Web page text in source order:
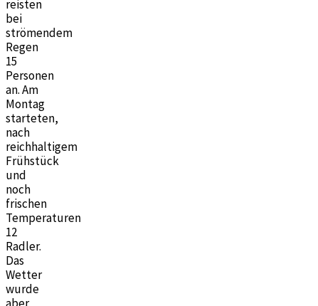
reisten
bei
strömendem
Regen
15
Personen
an. Am
Montag
starteten,
nach
reichhaltigem
Frühstück
und
noch
frischen
Temperaturen
12
Radler.
Das
Wetter
wurde